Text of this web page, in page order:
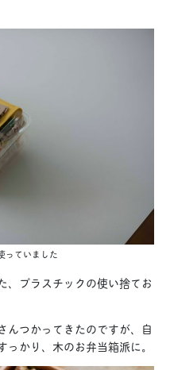
っていました
、プラスチックの使い捨てお
んつかってきたのですが、自
かり、木のお弁当箱派に。